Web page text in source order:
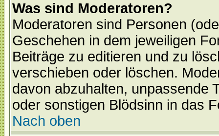
Was sind Moderatoren?
Moderatoren sind Personen
Geschehen in dem jeweiligen
Beiträge zu editieren und zu
verschieben oder löschen.
davon abzuhalten, unpassende
oder sonstigen Blödsinn in das
Nach oben